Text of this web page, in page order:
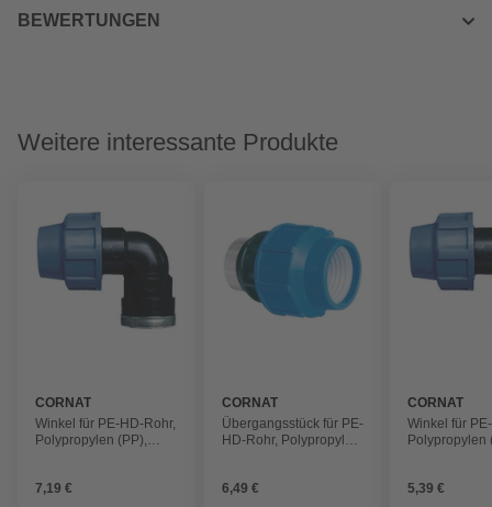
BEWERTUNGEN
Weitere interessante Produkte
CORNAT
Winkel für PE-HD-Rohr,
Polypropylen (PP),
7,19 €
CORNAT
Übergangsstück für PE-
HD-Rohr, Polypropylen
6,49 €
CORNAT
Winkel für
Polypropylen
5,39 €